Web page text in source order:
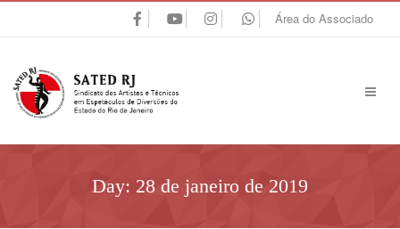
Área do Associado
Day: 28 de janeiro de 2019